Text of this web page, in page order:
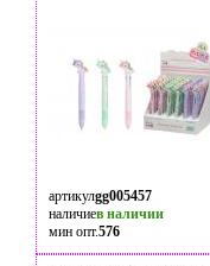
артикулgg005457
наличиев наличии
мин опт.576